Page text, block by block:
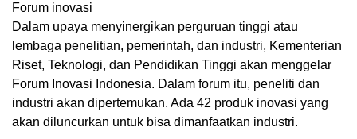
Forum inovasi
Dalam upaya menyinergikan perguruan tinggi atau
lembaga penelitian, pemerintah, dan industri, Kementerian
Riset, Teknologi, dan Pendidikan Tinggi akan menggelar
Forum Inovasi Indonesia. Dalam forum itu, peneliti dan
industri akan dipertemukan. Ada 42 produk inovasi yang
akan diluncurkan untuk bisa dimanfaatkan industri.